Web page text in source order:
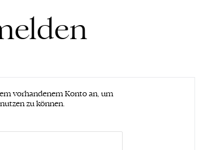
vorhandenem Konto an, um
zu können.